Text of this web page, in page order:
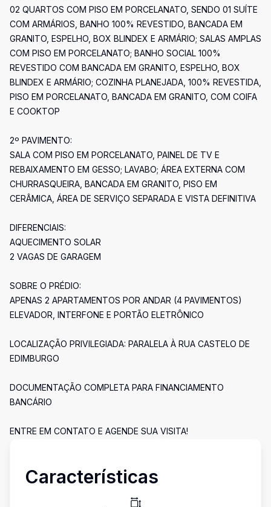
02 QUARTOS COM PISO EM PORCELANATO, SENDO 01 SUÍTE
COM ARMÁRIOS, BANHO 100% REVESTIDO, BANCADA EM
GRANITO, ESPELHO, BOX BLINDEX E ARMÁRIO; SALAS AMPLAS
COM PISO EM PORCELANATO; BANHO SOCIAL 100%
REVESTIDO COM BANCADA EM GRANITO, ESPELHO, BOX
BLINDEX E ARMÁRIO; COZINHA PLANEJADA, 100% REVESTIDA,
PISO EM PORCELANATO, BANCADA EM GRANITO, COM COIFA
E COOKTOP
2º PAVIMENTO:
SALA COM PISO EM PORCELANATO, PAINEL DE TV E
REBAIXAMENTO EM GESSO; LAVABO; ÁREA EXTERNA COM
CHURRASQUEIRA, BANCADA EM GRANITO, PISO EM
CERÂMICA, ÁREA DE SERVIÇO SEPARADA E VISTA DEFINITIVA
DIFERENCIAIS:
AQUECIMENTO SOLAR
2 VAGAS DE GARAGEM
SOBRE O PRÉDIO:
APENAS 2 APARTAMENTOS POR ANDAR (4 PAVIMENTOS)
ELEVADOR, INTERFONE E PORTÃO ELETRÔNICO
LOCALIZAÇÃO PRIVILEGIADA: PARALELA À RUA CASTELO DE
EDIMBURGO
DOCUMENTAÇÃO COMPLETA PARA FINANCIAMENTO
BANCÁRIO
ENTRE EM CONTATO E AGENDE SUA VISITA!
Características